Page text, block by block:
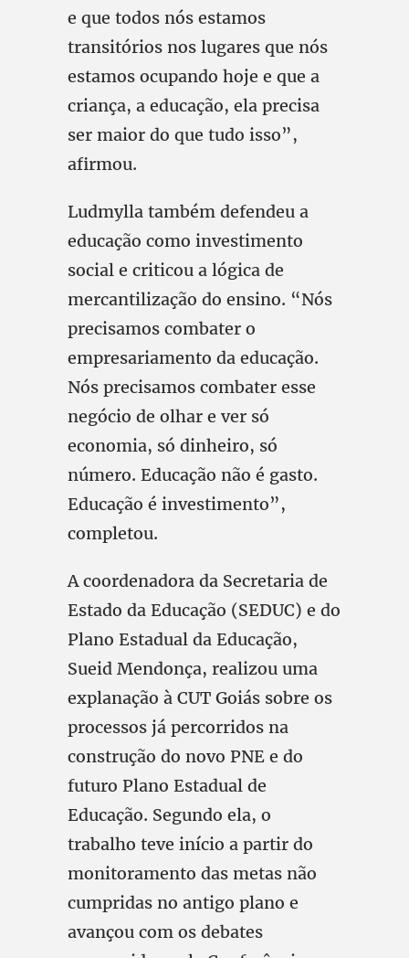
e que todos nós estamos
transitórios nos lugares que nós
estamos ocupando hoje e que a
criança, a educação, ela precisa
ser maior do que tudo isso”,
afirmou.
Ludmylla também defendeu a
educação como investimento
social e criticou a lógica de
mercantilização do ensino. “Nós
precisamos combater o
empresariamento da educação.
Nós precisamos combater esse
negócio de olhar e ver só
economia, só dinheiro, só
número. Educação não é gasto.
Educação é investimento”,
completou.
A coordenadora da Secretaria de
Estado da Educação (SEDUC) e do
Plano Estadual da Educação,
Sueid Mendonça, realizou uma
explanação à CUT Goiás sobre os
processos já percorridos na
construção do novo PNE e do
futuro Plano Estadual de
Educação. Segundo ela, o
trabalho teve início a partir do
monitoramento das metas não
cumpridas no antigo plano e
avançou com os debates